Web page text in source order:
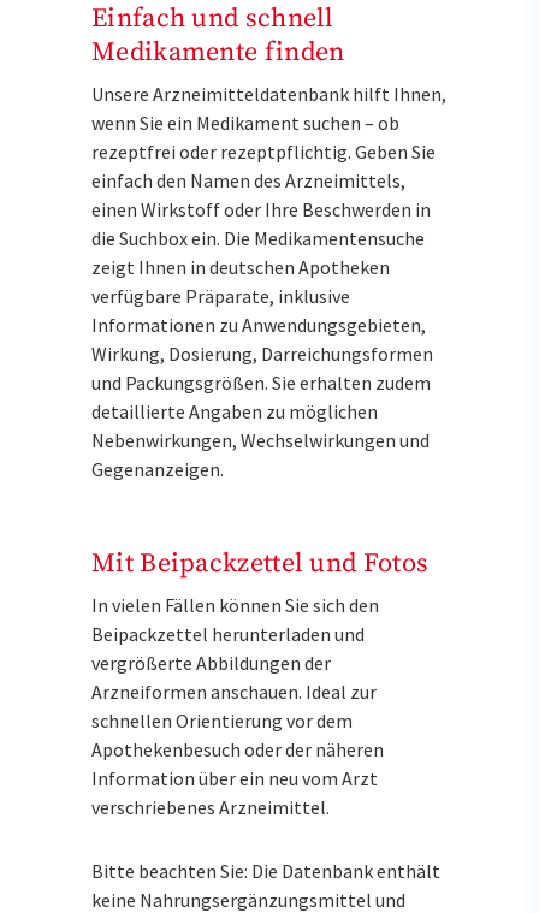
Einfach und schnell
Medikamente finden
Unsere Arzneimitteldatenbank hilft Ihnen,
wenn Sie ein Medikament suchen – ob
rezeptfrei oder rezeptpflichtig. Geben Sie
einfach den Namen des Arzneimittels,
einen Wirkstoff oder Ihre Beschwerden in
die Suchbox ein. Die Medikamentensuche
zeigt Ihnen in deutschen Apotheken
verfügbare Präparate, inklusive
Informationen zu Anwendungsgebieten,
Wirkung, Dosierung, Darreichungsformen
und Packungsgrößen. Sie erhalten zudem
detaillierte Angaben zu möglichen
Nebenwirkungen, Wechselwirkungen und
Gegenanzeigen.
Mit Beipackzettel und Fotos
In vielen Fällen können Sie sich den
Beipackzettel herunterladen und
vergrößerte Abbildungen der
Arzneiformen anschauen. Ideal zur
schnellen Orientierung vor dem
Apothekenbesuch oder der näheren
Information über ein neu vom Arzt
verschriebenes Arzneimittel.
Bitte beachten Sie: Die Datenbank enthält
keine Nahrungsergänzungsmittel und